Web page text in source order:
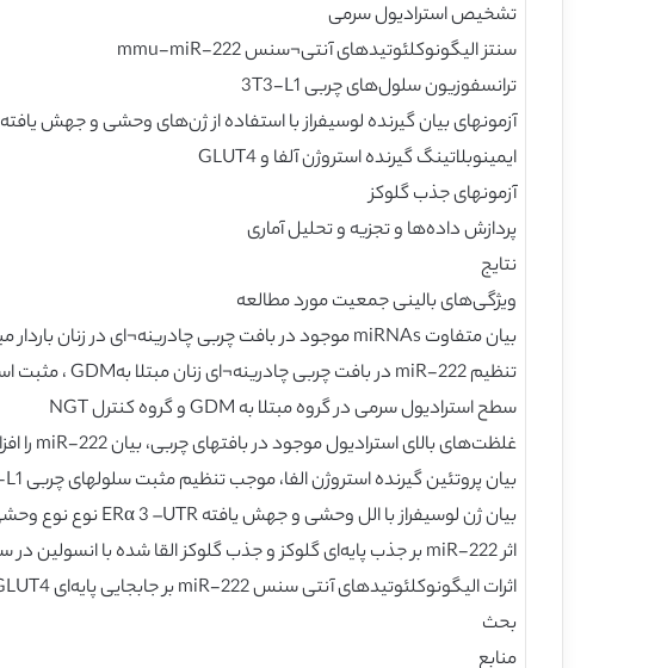
تشخیص استرادیول سرمی
سنتز الیگونوکلئوتیدهای آنتی¬سنس mmu-miR-222
ترانسفوزیون سلول‌های چربی 3T3-L1
آزمونهای بیان گیرنده لوسیفراز با استفاده از ژن‌های وحشی و جهش یافته ER –‘3 UTR موجود در سلولهای چربی3T3-L1 آلوده شده با miR-222 یا miR-SCR
ایمینوبلاتینگ گیرنده استروژن آلفا و GLUT4
آزمونهای جذب گلوکز
پردازش داده‌ها و تجزیه و تحلیل آماری
نتایج
ویژگی‌های بالینی جمعیت مورد مطالعه
بیان متفاوت miRNAs موجود در بافت چربی چادرینه¬ای در زنان باردار مبتلا به GDM و زنان باردار طبیعی
تنظیم miR-222 در بافت چربی چادرینه¬ای زنان مبتلا بهGDM ، مثبت است و ارتباط منفی با بیان پروتئین گیرنده استروژن الفا و پروتئین GLUT4 دارد.
سطح استرادیول سرمی در گروه مبتلا به GDM و گروه کنترل NGT
غلظت‌های بالای استراديول موجود در بافتهای چربی، بیان miR-222 را افزایش می‌دهد و از بیان گیرنده استروژن الفا و GLUTمی‌کاهد.
بیان پروتئین گیرنده استروژن الفا، موجب تنظیم مثبت سلولهای چربی 3T3-L1 تمایز یافته و خاموش شده با miR-222 می‌گردد.
بیان ژن لوسیفراز با الل وحشی و جهش یافته ERα 3 –UTR نوع نوع وحشی در سلول‌های 3T3-L1 آلوده شده با miR-222 یا miR-SCR
اثر miR-222 بر جذب پایه‌ای گلوکز و جذب گلوکز القا شده با انسولین در سلولهای جربی 3T3-L1
اثرات الیگونوکلئوتیدهای آنتی سنس miR-222 بر جابجایی پایه‌ای GLUT4 و جابجایی القا شده آن با انسولین
بحث
منابع